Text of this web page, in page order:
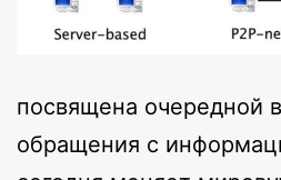
посвящена очередной
обращения с